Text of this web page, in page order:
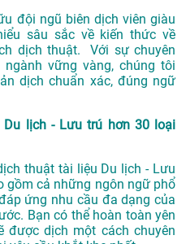
đội ngũ biên dịch viên giàu
sâu sắc về kiến thức về
dịch thuật. Với sự chuyên
vững vàng, chúng tôi
dịch chuẩn xác, đúng ngữ
lịch - Lưu trú hơn 30 loại
thuật tài liệu Du lịch - Lưu
gồm cả những ngôn ngữ phổ
ứng nhu cầu đa dạng của
Bạn có thể hoàn toàn yên
được dịch một cách chuyên